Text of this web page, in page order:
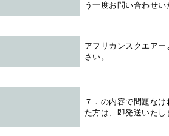
う一度お問い合わせ
アフリカンスクエアー
さい。
７．の内容で問題な
た方は、即発送いたし